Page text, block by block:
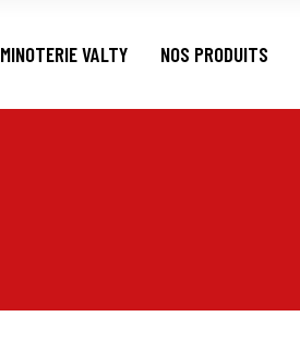
MINOTERIE VALTY NOS PRODUITS